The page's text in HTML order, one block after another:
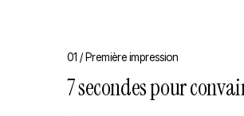
01 / Première impression
7 secondes pour